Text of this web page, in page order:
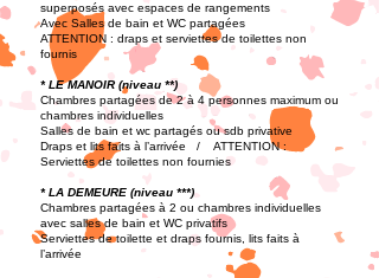
superposés avec espaces de rangements
Avec Salles de bain et WC partagées
ATTENTION : draps et serviettes de toilettes non
fournis
* LE MANOIR (niveau **)
Chambres partagées de 2 à 4 personnes maximum ou
chambres individuelles
Salles de bain et wc partagés ou sdb privative
Draps et lits faits à l’arrivée / ATTENTION :
Serviettes de toilettes non fournies
* LA DEMEURE (niveau ***)
Chambres partagées à 2 ou chambres individuelles
avec salles de bain et WC privatifs
Serviettes de toilette et draps fournis, lits faits à
l’arrivée